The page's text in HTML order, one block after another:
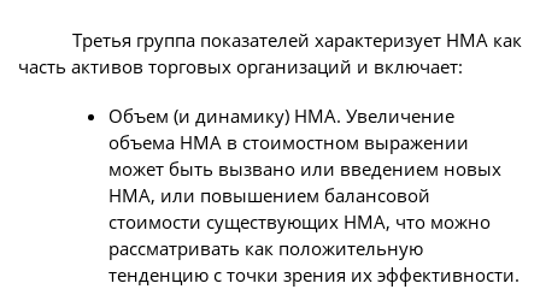
Третья группа показателей характеризует НМА как
часть активов торговых организаций и включает:
Объем (и динамику) НМА. Увеличение
объема НМА в стоимостном выражении
может быть вызвано или введением новых
НМА, или повышением балансовой
стоимости существующих НМА, что можно
рассматривать как положительную
тенденцию с точки зрения их эффективности.